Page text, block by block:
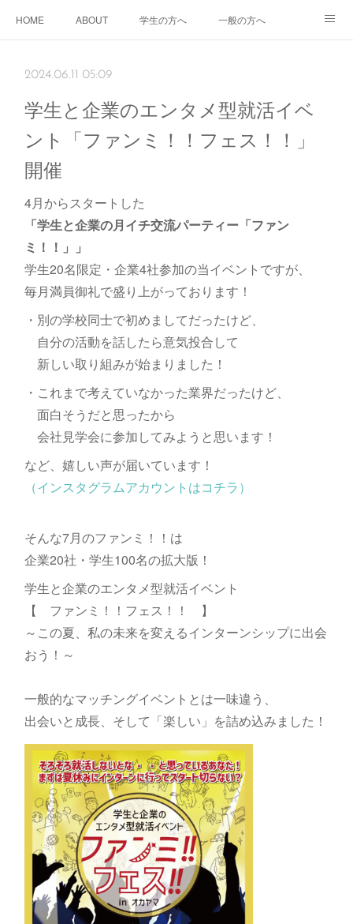
HOME ABOUT 学生の方へ 一般の方へ
2024.06.11 05:09
学生と企業のエンタメ型就活イベ
ント「ファンミ！！フェス！！」
開催
4月からスタートした
「学生と企業の月イチ交流パーティー「ファン
ミ！！」」
学生20名限定・企業4社参加の当イベントですが、
毎月満員御礼で盛り上がっております！
・別の学校同士で初めましてだったけど、
自分の活動を話したら意気投合して
新しい取り組みが始まりました！
・これまで考えていなかった業界だったけど、
面白そうだと思ったから
会社見学会に参加してみようと思います！
など、嬉しい声が届いています！
（インスタグラムアカウントはコチラ）
そんな7月のファンミ！！は
企業20社・学生100名の拡大版！
学生と企業のエンタメ型就活イベント
【 ファンミ！！フェス！！ 】
～この夏、私の未来を変えるインターンシップに出会
おう！～
一般的なマッチングイベントとは一味違う、
出会いと成長、そして「楽しい」を詰め込みました！